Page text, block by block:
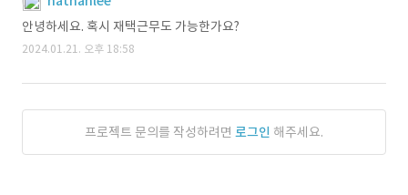
안녕하세요. 혹시 재택근무도 가능한가요?
2024.01.21. 오후 18:58
프로젝트 문의를 작성하려면 로그인 해주세요.